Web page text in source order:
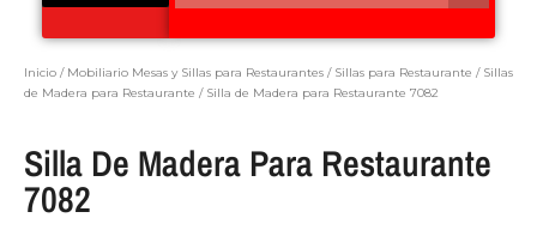
Inicio / Mobiliario Mesas y Sillas para Restaurantes / Sillas para Restaurante / Sillas
de Madera para Restaurante / Silla de Madera para Restaurante 7082
Silla De Madera Para Restaurante
7082